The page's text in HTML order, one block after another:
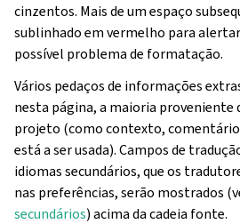
cinzentos. Mais de um espaço
sublinhado em vermelho para
possível problema de formatação.
Vários pedaços de informações
nesta página, a maioria proveniente
projeto (como contexto,
está a ser usada). Campos de
idiomas secundários, que os
nas preferências, serão mostrados
secundários) acima da cadeia fonte.